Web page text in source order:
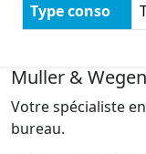
Type conso
Muller &
Votre spécialiste
bureau.